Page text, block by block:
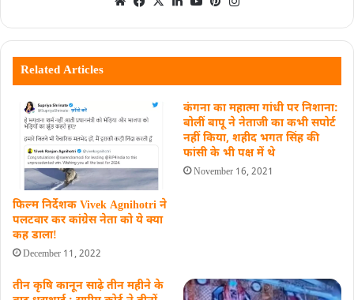
Related Articles
फिल्म निर्देशक Vivek Agnihotri ने
पलटवार कर कांग्रेस नेता को ये क्या
कह डालाǃ
December 11, 2022
कंगना का महात्मा गांधी पर निशाना:
बोलीं बापू ने नेताजी का कभी सपोर्ट
नहीं किया, शहीद भगत सिंह की
फांसी के भी पक्ष में थे
November 16, 2021
तीन कृषि कानून साढ़े तीन महीने के